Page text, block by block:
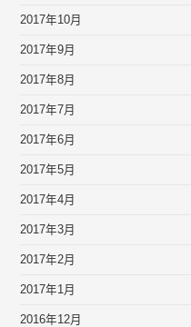
2017年10月
2017年9月
2017年8月
2017年7月
2017年6月
2017年5月
2017年4月
2017年3月
2017年2月
2017年1月
2016年12月